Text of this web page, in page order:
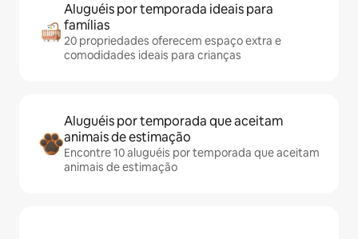
Aluguéis por temporada ideais para
famílias
20 propriedades oferecem espaço extra e
comodidades ideais para crianças
Aluguéis por temporada que aceitam
animais de estimação
Encontre 10 aluguéis por temporada que aceitam
animais de estimação